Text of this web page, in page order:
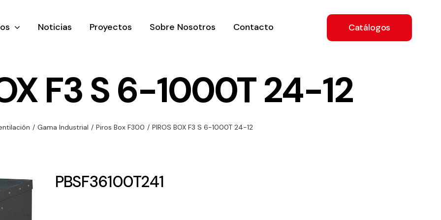
y
de
y
Ventilación
ventilación
Iluminación
Noticias Proyectos Sobre Nosotros Contacto Catálogos
F3 S 6-1000T 24-12
/ Gama Industrial / Piros Box F300 / PIROS BOX F3 S 6-1000T 24-12
PBSF36100T241